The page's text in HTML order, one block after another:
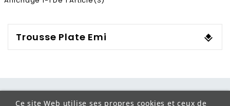
Trousse Plate Emi
Ce site Web utilise ses propres cookies et ceux de